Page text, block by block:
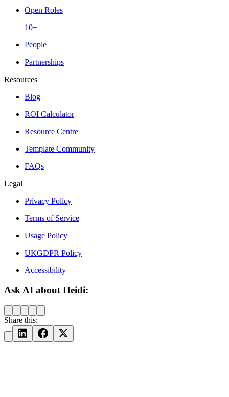
Open Roles
10+
People
Partnerships
Resources
Blog
ROI Calculator
Resource Centre
Template Community
FAQs
Legal
Privacy Policy
Terms of Service
Usage Policy
UKGDPR Policy
Accessibility
Ask AI about Heidi:
Share this: